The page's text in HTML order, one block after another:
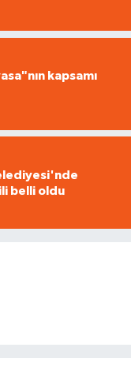
kapsamı
belli oldu